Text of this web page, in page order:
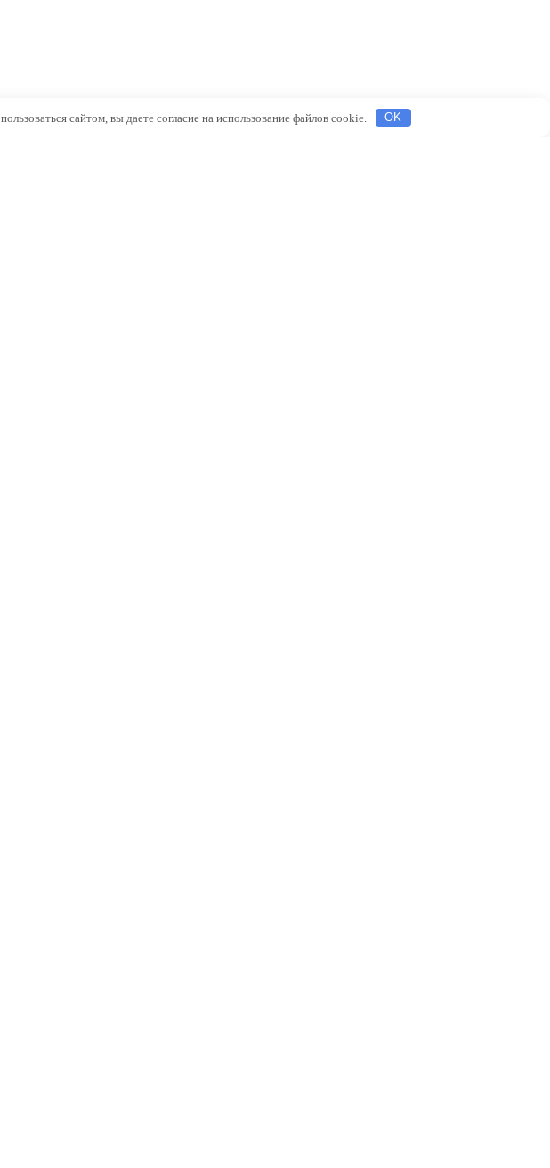
сайтом, вы даете согласие на использование файлов cookie. OK